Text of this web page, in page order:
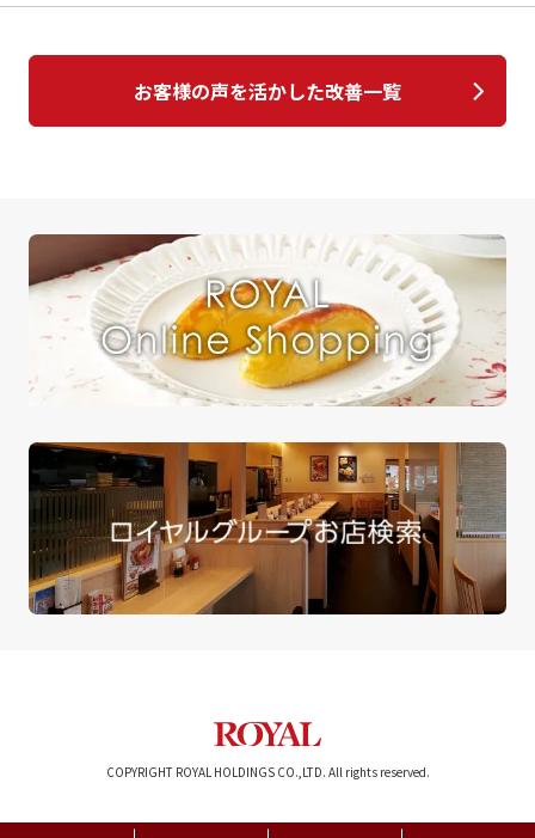
お客様の声を活かした改善一覧
COPYRIGHT ROYAL HOLDINGS CO.,LTD. All rights reserved.